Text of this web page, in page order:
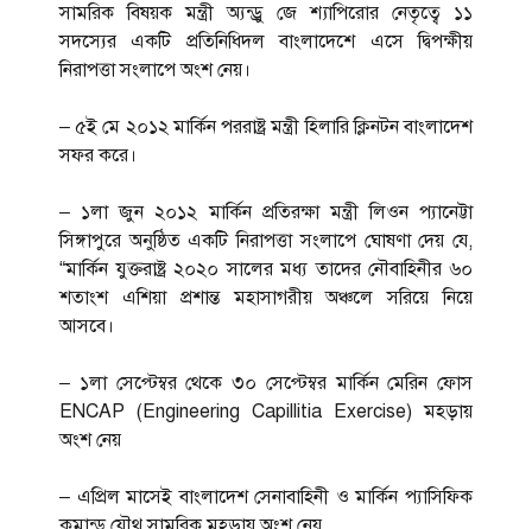
সামরিক বিষয়ক মন্ত্রী অ্যন্ড্রু জে শ্যাপিরোর নেতৃত্বে ১১
সদস্যের একটি প্রতিনিধিদল বাংলাদেশে এসে দ্বিপক্ষীয়
নিরাপত্তা সংলাপে অংশ নেয়।
– ৫ই মে ২০১২ মার্কিন পররাষ্ট্র মন্ত্রী হিলারি ক্লিনটন বাংলাদেশ
সফর করে।
– ১লা জুন ২০১২ মার্কিন প্রতিরক্ষা মন্ত্রী লিওন প্যানেট্টা
সিঙ্গাপুরে অনুষ্ঠিত একটি নিরাপত্তা সংলাপে ঘোষণা দেয় যে,
“মার্কিন যুক্তরাষ্ট্র ২০২০ সালের মধ্য তাদের নৌবাহিনীর ৬০
শতাংশ এশিয়া প্রশান্ত মহাসাগরীয় অঞ্চলে সরিয়ে নিয়ে
আসবে।
– ১লা সেপ্টেম্বর থেকে ৩০ সেপ্টেম্বর মার্কিন মেরিন ফোস
ENCAP (Engineering Capillitia Exercise) মহড়ায়
অংশ নেয়
– এপ্রিল মাসেই বাংলাদেশ সেনাবাহিনী ও মার্কিন প্যাসিফিক